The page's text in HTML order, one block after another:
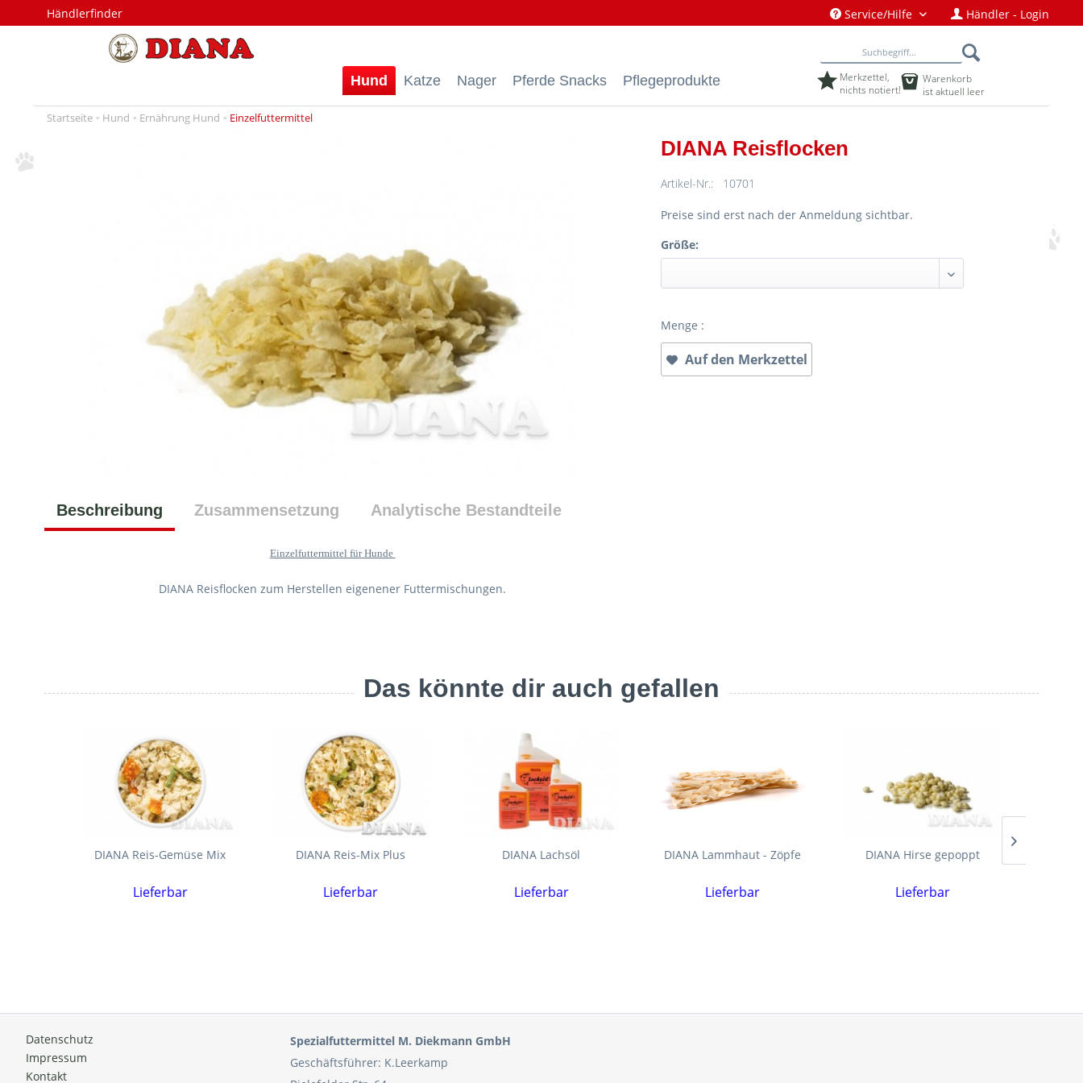
Händlerfinder Service/Hilfe Händler - Login
Hund Katze Nager Pferde Snacks Pflegeprodukte
Merkzettel,
nichts notiert!
Warenkorb
ist aktuell leer
Startseite Hund Ernährung Hund Einzelfuttermittel
DIANA Reisflocken
Artikel-Nr.: 10701
Preise sind erst nach der Anmeldung sichtbar.
Größe:
Menge :
Auf den Merkzettel
Beschreibung Zusammensetzung Analytische Bestandteile
Einzelfuttermittel für Hunde
DIANA Reisflocken zum Herstellen eigenener Futtermischungen.
Das könnte dir auch gefallen
DIANA Reis-Gemüse Mix
Lieferbar
DIANA Reis-Mix Plus
Lieferbar
DIANA Lachsöl
Lieferbar
DIANA Lammhaut - Zöpfe
Lieferbar
DIANA Hirse gepoppt
Lieferbar
Datenschutz
Impressum
Kontakt
Spezialfuttermittel M. Diekmann GmbH
Geschäftsführer: K.Leerkamp